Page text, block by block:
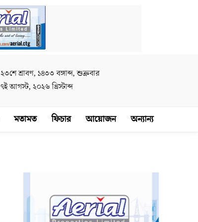
২৩শে শ্রাবণ, ১৪৩৩ বঙ্গাব্দ, শুক্রবার
৭ই আগস্ট, ২০২৬ খ্রিস্টাব্দ
মতামত ফিচার আয়োজন অন্যান্য